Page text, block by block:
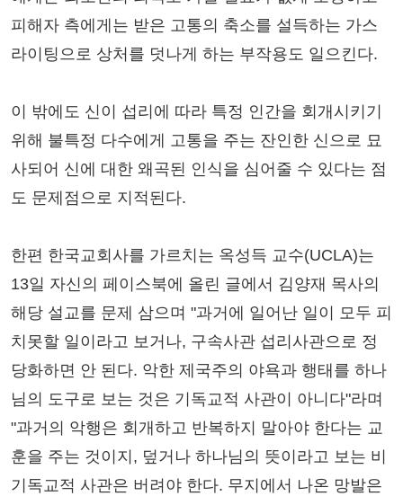
피해자 측에게는 받은 고통의 축소를 설득하는 가스
라이팅으로 상처를 덧나게 하는 부작용도 일으킨다.
이 밖에도 신이 섭리에 따라 특정 인간을 회개시키기
위해 불특정 다수에게 고통을 주는 잔인한 신으로 묘
사되어 신에 대한 왜곡된 인식을 심어줄 수 있다는 점
도 문제점으로 지적된다.
한편 한국교회사를 가르치는 옥성득 교수(UCLA)는
13일 자신의 페이스북에 올린 글에서 김양재 목사의
해당 설교를 문제 삼으며 "과거에 일어난 일이 모두 피
치못할 일이라고 보거나, 구속사관 섭리사관으로 정
당화하면 안 된다. 악한 제국주의 야욕과 행태를 하나
님의 도구로 보는 것은 기독교적 사관이 아니다"라며
"과거의 악행은 회개하고 반복하지 말아야 한다는 교
훈을 주는 것이지, 덮거나 하나님의 뜻이라고 보는 비
기독교적 사관은 버려야 한다. 무지에서 나온 망발은